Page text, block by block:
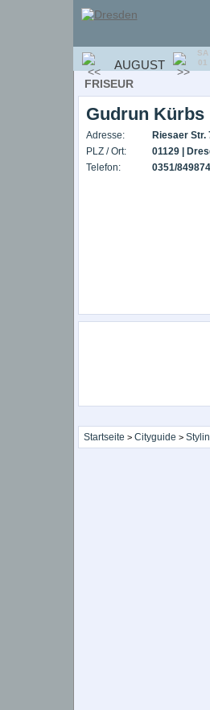
FRISEUR
Gudrun Kürbs
Adresse:
Riesaer Str.
PLZ / Ort:
01129 |
Telefon:
0351/
Startseite > Cityguide >
AUGUST
SA
01